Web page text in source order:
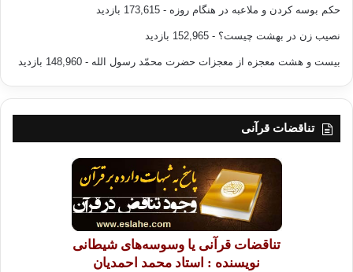
حکم بوسه کردن و ملاعبه در هنگام روزه - 173,615 بازدید
نصیب زن در بهشت چیست؟ - 152,965 بازدید
بیست و هشت معجزه از معجزات حضرت محمّد رسول الله - 148,960 بازدید
تناقضات قرآنی
تناقضات قرآنی یا وسوسه‌های شیطانی
نویسنده : استاد محمد احمدیان